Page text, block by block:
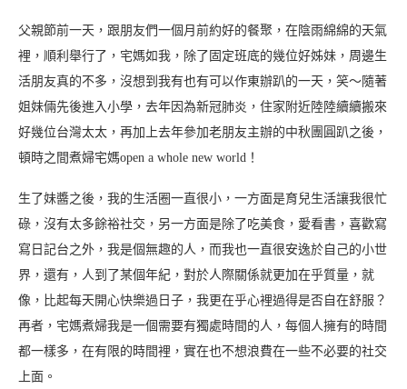
父親節前一天，跟朋友們一個月前約好的餐聚，在陰雨綿綿的天氣
裡，順利舉行了，宅媽如我，除了固定班底的幾位好姊妹，周邊生
活朋友真的不多，沒想到我有也有可以作東辦趴的一天，笑～隨著
姐妹倆先後進入小學，去年因為新冠肺炎，住家附近陸陸續續搬來
好幾位台灣太太，再加上去年參加老朋友主辦的中秋團圓趴之後，
頓時之間煮婦宅媽open a whole new world！
生了妹醬之後，我的生活圈一直很小，一方面是育兒生活讓我很忙
碌，沒有太多餘裕社交，另一方面是除了吃美食，愛看書，喜歡寫
寫日記台之外，我是個無趣的人，而我也一直很安逸於自己的小世
界，還有，人到了某個年紀，對於人際關係就更加在乎質量，就
像，比起每天開心快樂過日子，我更在乎心裡過得是否自在舒服？
再者，宅媽煮婦我是一個需要有獨處時間的人，每個人擁有的時間
都一樣多，在有限的時間裡，實在也不想浪費在一些不必要的社交
上面。